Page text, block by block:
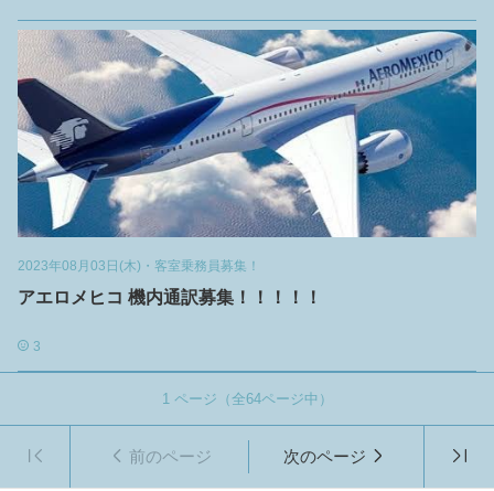
2023年08月03日(木) ・ 客室乗務員募集！
アエロメヒコ 機内通訳募集！！！！！
3
1ページ（全64ページ中）
前のページ 次のページ